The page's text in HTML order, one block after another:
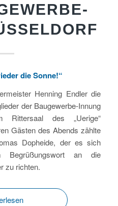
die Sonne!“
Henning Endler die
der Baugewerbe-Innung
Rittersaal des „Uerige“
Gästen des Abends zählte
Dopheide, der es sich
an die
zu richten.